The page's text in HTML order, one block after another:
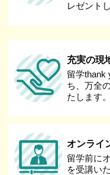
レゼント
充実の現
留学thank
ち、万全
たします。
オンライ
留学前に
を受講い